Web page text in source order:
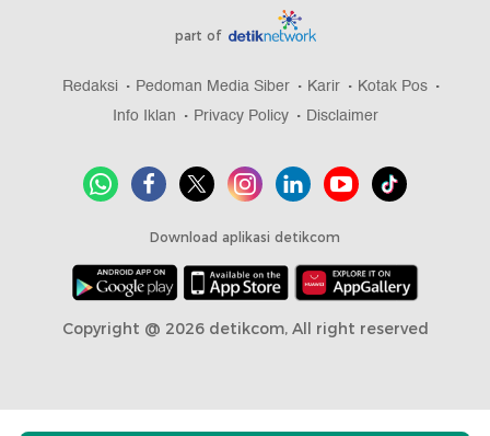
part of
Redaksi Pedoman Media Siber Karir
Kotak Pos
Info Iklan
Privacy Policy Disclaimer
Download aplikasi detikcom
Copyright @ 2026 detikcom, All right reserved